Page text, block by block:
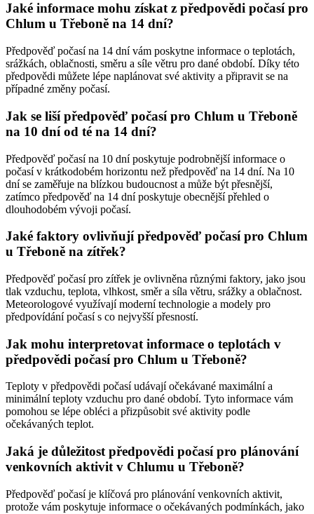
Jaké informace mohu získat z předpovědi počasí pro
Chlum u Třeboně na 14 dní?
Předpověď počasí na 14 dní vám poskytne informace o teplotách,
srážkách, oblačnosti, směru a síle větru pro dané období. Díky této
předpovědi můžete lépe naplánovat své aktivity a připravit se na
případné změny počasí.
Jak se liší předpověď počasí pro Chlum u Třeboně
na 10 dní od té na 14 dní?
Předpověď počasí na 10 dní poskytuje podrobnější informace o
počasí v krátkodobém horizontu než předpověď na 14 dní. Na 10
dní se zaměřuje na blízkou budoucnost a může být přesnější,
zatímco předpověď na 14 dní poskytuje obecnější přehled o
dlouhodobém vývoji počasí.
Jaké faktory ovlivňují předpověď počasí pro Chlum
u Třeboně na zítřek?
Předpověď počasí pro zítřek je ovlivněna různými faktory, jako jsou
tlak vzduchu, teplota, vlhkost, směr a síla větru, srážky a oblačnost.
Meteorologové využívají moderní technologie a modely pro
předpovídání počasí s co nejvyšší přesností.
Jak mohu interpretovat informace o teplotách v
předpovědi počasí pro Chlum u Třeboně?
Teploty v předpovědi počasí udávají očekávané maximální a
minimální teploty vzduchu pro dané období. Tyto informace vám
pomohou se lépe obléci a přizpůsobit své aktivity podle
očekávaných teplot.
Jaká je důležitost předpovědi počasí pro plánování
venkovních aktivit v Chlumu u Třeboně?
Předpověď počasí je klíčová pro plánování venkovních aktivit,
protože vám poskytuje informace o očekávaných podmínkách, jako